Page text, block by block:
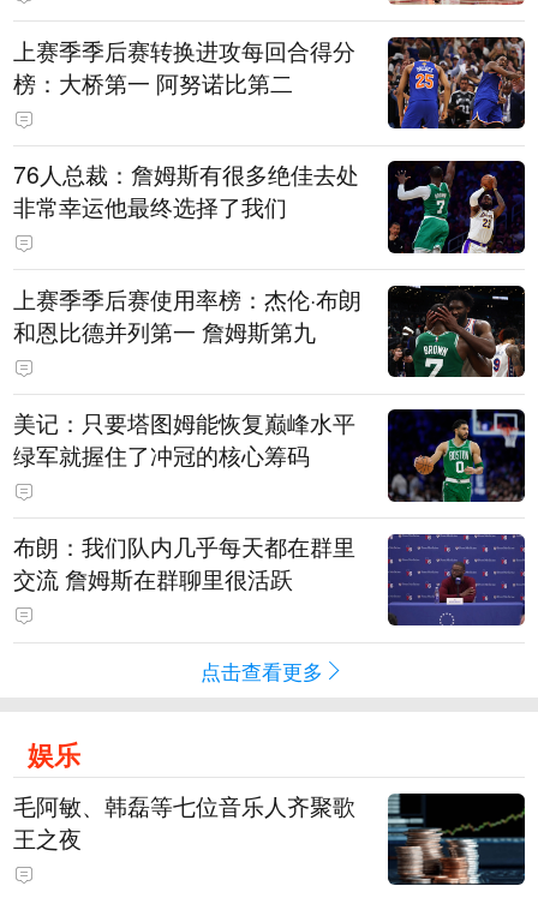
上赛季季后赛转换进攻每回合得分
榜：大桥第一 阿努诺比第二
76人总裁：詹姆斯有很多绝佳去处
非常幸运他最终选择了我们
上赛季季后赛使用率榜：杰伦·布朗
和恩比德并列第一 詹姆斯第九
美记：只要塔图姆能恢复巅峰水平
绿军就握住了冲冠的核心筹码
布朗：我们队内几乎每天都在群里
交流 詹姆斯在群聊里很活跃
点击查看更多
娱乐
毛阿敏、韩磊等七位音乐人齐聚歌
王之夜